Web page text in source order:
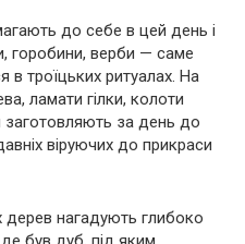
до себе в цей день і
горобини, верби — саме
в троїцьких ритуалах. На
ламати гілки, колоти
заготовляють за день до
віруючих до прикраси
дерев нагадують глибоко